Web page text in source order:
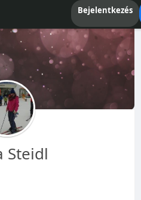
Bejelentkezés
Steidl